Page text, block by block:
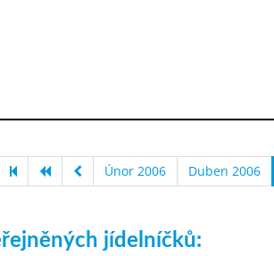
Únor 2006 Duben 2006
jídelníčků: